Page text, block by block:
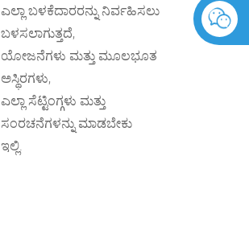
ಎಲ್ಲಾ ಬಳಕೆದಾರರನ್ನು ನಿರ್ವಹಿಸಲು
ಬಳಸಲಾಗುತ್ತದೆ,
ಯೋಜನೆಗಳು ಮತ್ತು ಮೂಲಭೂತ
ಅಸ್ಥಿರಗಳು,
ಎಲ್ಲಾ ಸೆಟ್ಟಿಂಗ್ಗಳು ಮತ್ತು
ಸಂರಚನೆಗಳನ್ನು ಮಾಡಬೇಕು
ಇಲ್ಲಿ.